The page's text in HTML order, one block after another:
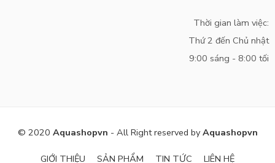
Thời gian làm việc:
Thứ 2 đến Chủ nhật
9:00 sáng - 8:00 tối
© 2020 Aquashopvn - All Right reserved byAquashopvn
GIỚI THIỆU SẢN PHẨM TIN TỨC LIÊN HỆ